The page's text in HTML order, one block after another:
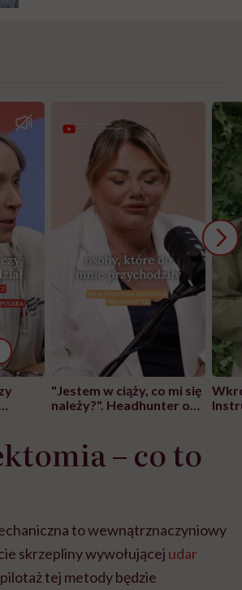
"Jestem w ciąży, co mi się
należy?". Headhunter o
pracy
– co to
to wewnątrznaczyniowy
skrzepliny wywołującej udar
tej metody będzie